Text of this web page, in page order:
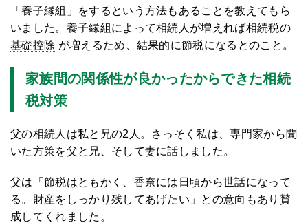
「養子縁組 」をするという方法もあることを教えてもら
いました。養子縁組によって相続人が増えれば相続税の
基礎控除 が増えるため、結果的に節税になるとのこと。
家族間の関係性が良かったからできた相続
税対策
父の相続人は私と兄の2人。さっそく私は、専門家から聞
いた方策を父と兄、そして妻に話しました。
父は「節税はともかく、香奈には日頃から世話になって
る。財産をしっかり残してあげたい」との意向もあり賛
成してくれました。